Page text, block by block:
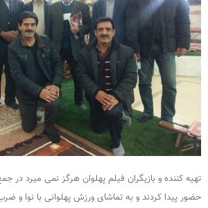
تهیه کننده و بازیگران فیلم پهلوان هرگز نمی میرد در
حضور پیدا کردند و به تماشای ورزش پهلوانی با نوا